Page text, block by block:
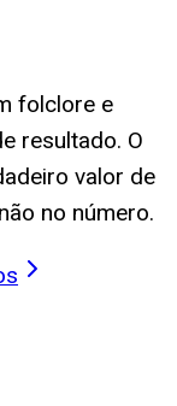
folclore e
resultado. O
valor de
no número.